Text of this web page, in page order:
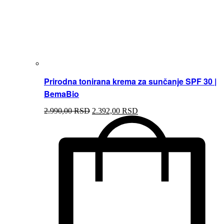
Prirodna tonirana krema za sunčanje SPF 30 |
BemaBio
2.990,00RSD 2.392,00 RSD